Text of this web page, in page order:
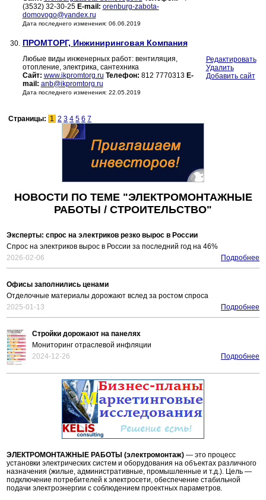
(3532) 32-30-25 E-mail: orenburg-zabota-
domovogo@yandex.ru
Дата последнего изменения: 06.06.2019
30. ПРОМТОРГ, Инжиниринговая Компания
Любые виды инженерных работ: вентиляция,
отопление, электрика, сантехника
Сайт: www.ikpromtorg.ru Телефон: 812 7770313 E-
mail: anb@ikpromtorg.ru
Дата последнего изменения: 22.05.2019
Редактировать
Удалить
Добавить сайт
Страницы: 1 2 3 4 5 6 7
НОВОСТИ ПО ТЕМЕ "ЭЛЕКТРОМОНТАЖНЫЕ
РАБОТЫ / СТРОИТЕЛЬСТВО"
Эксперты: спрос на электриков резко вырос в России
Спрос на электриков вырос в России за последний год на 46%
2026-02-06
Подробнее
Офисы заполнились ценами
Отделочные материалы дорожают вслед за ростом спроса
2025-01-13
Подробнее
Стройки дорожают на панелях
Мониторинг отраслевой инфляции
2024-12-26
Подробнее
ЭЛЕКТРОМОНТАЖНЫЕ РАБОТЫ (электромонтаж) — это процесс
установки электрических систем и оборудования на объектах различного
назначения (жилые, административные, промышленные и т.д.). Цель —
подключение потребителей к электросети, обеспечение стабильной
подачи электроэнергии с соблюдением проектных параметров.